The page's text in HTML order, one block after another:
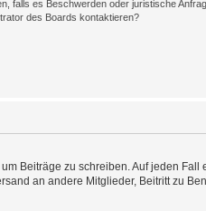
falls es Beschwerden oder juristische
des Boards kontaktieren?
Beiträge zu schreiben. Auf jeden Fall
an andere Mitglieder, Beitritt zu